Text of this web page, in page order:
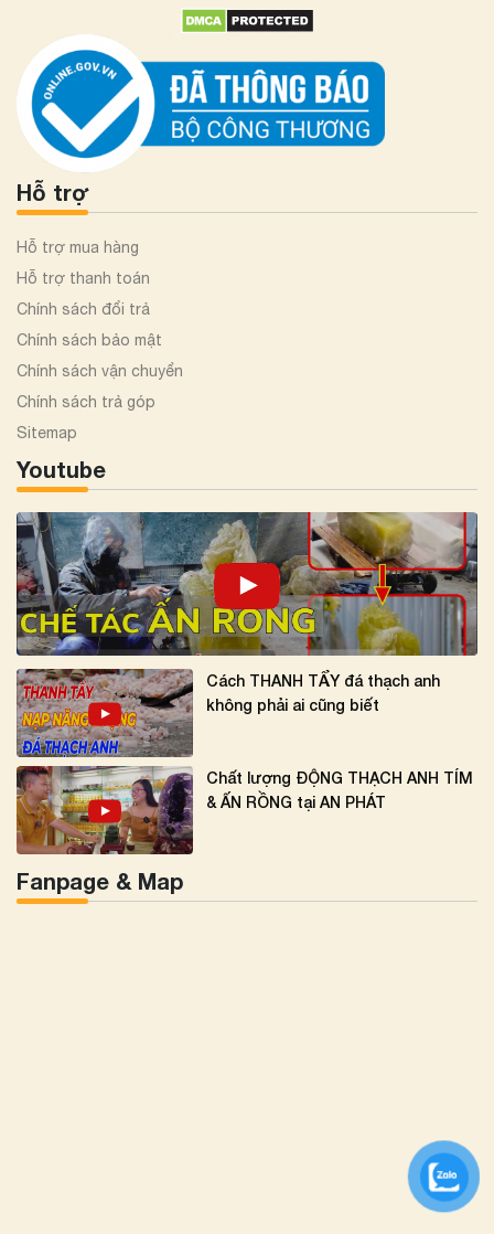
Hỗ trợ
Hỗ trợ mua hàng
Hỗ trợ thanh toán
Chính sách đổi trả
Chính sách bảo mật
Chính sách vận chuyển
Chính sách trả góp
Sitemap
Youtube
Cách THANH TẨY đá thạch anh
không phải ai cũng biết
Chất lượng ĐỘNG THẠCH ANH TÍM
& ẤN RỒNG tại AN PHÁT
Fanpage & Map